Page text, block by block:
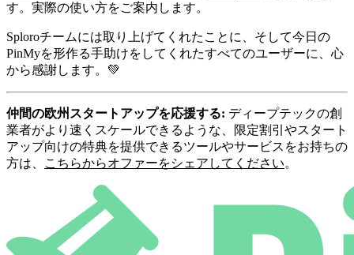
す。実際の使い方をご案内します。
Sploroチームには取り上げてくれたことに、そして今日の
PinMyを形作る手助けをしてくれたすべてのユーザーに、心
から感謝します。💚
仲間の欧州スタートアップを応援する: ディープテックの創
業者がより速くスケールできるような、限定割引やスタート
アップ向けの特典を提供できるツールやサービスをお持ちの
方は、
こちらからオファーをシェアしてください。